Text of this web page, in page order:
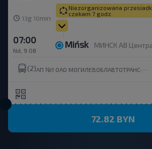
13g 10 min
Niezorganizowana
czekam 7 godz.
Nd, 9.08
07:00 Mińsk МИНСК АВ Центральный, г.
(2)АП №1 ОАО МОГИЛЕВОБЛАВТОТРАНС
72.82 BYN